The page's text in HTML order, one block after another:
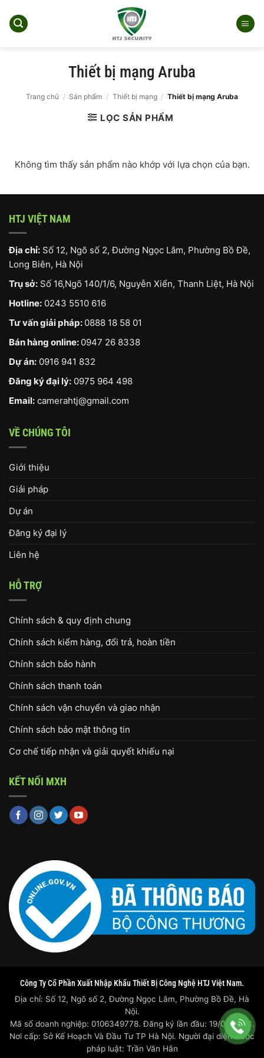
qua
Thiết bị mạng Aruba
Trang chủ / Sản phẩm / Thiết bị mạng / Thiết bị mạng Aruba
LỌC SẢN PHẨM
Không tìm thấy sản phẩm nào khớp với lựa chọn của bạn.
HTJ VIỆT NAM
Địa chỉ: Số 12, Ngõ số 2, Đường Ngọc Lâm, Phường Bồ Đề,
Long Biên, Hà Nội
Trụ sở: Số 16,Ngõ 140/1/6, Nguyễn Xiển, Thanh Liệt, Hà Nội
Hotline: 0243 5510 616
Tư vấn giải pháp: 0888 18 58 01
Bán hàng online: 0947 26 8338
Dự án: 0916 941 832
Đăng ký đại lý: 0975 964 498
Email: camerahtj@gmail.com
VỀ CHÚNG TÔI
Giới thiệu
Giải pháp
Dự án
Đăng ký đại lý
Liên hệ
HỖ TRỢ
Chính sách & quy định chung
Chính sách kiểm hàng, đổi trả, hoàn tiền
Chính sách bảo hành
Chính sách thanh toán
Chính sách vận chuyển và giao nhận
Chính sách bảo mật thông tin
Cơ chế tiếp nhận và giải quyết khiếu nại
KẾT NỐI MXH
Công Ty Cổ Phần Xuất Nhập Khẩu Thiết Bị Công Nghệ HTJ Việt Nam.
Địa chỉ: Số 12, Ngõ số 2, Đường Ngọc Lâm, Phường Bồ Đề, Hà
Nội.
Mã số doanh nghiệp: 0106349778. Đăng ký lần đầu: 19/07/2023.
Nơi cấp: Sở Kế Hoạch Và Đầu Tư TP Hà Nội. Người đại diện trước
pháp luật: Trần Văn Hân